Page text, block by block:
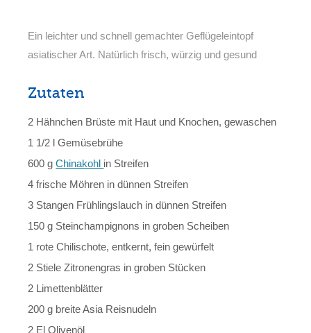
Ein leichter und schnell gemachter Geflügeleintopf
asiatischer Art. Natürlich frisch, würzig und gesund
Zutaten
2 Hähnchen Brüste mit Haut und Knochen, gewaschen
1 1/2 l Gemüsebrühe
600 gChinakohl in Streifen
4 frische Möhren in dünnen Streifen
3 Stangen Frühlingslauch in dünnen Streifen
150 g Steinchampignons in groben Scheiben
1 rote Chilischote, entkernt, fein gewürfelt
2 Stiele Zitronengras in groben Stücken
2 Limettenblätter
200 g breite Asia Reisnudeln
2 El Olivenöl